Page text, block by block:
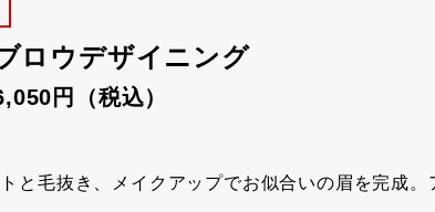
ロウデザイニング
円（税込）
と毛抜き、メイクアップでお似合いの眉を完成